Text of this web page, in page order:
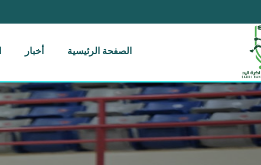
الصفحة الرئيسية أخبار